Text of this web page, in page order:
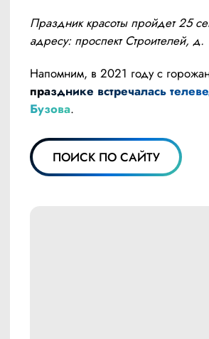
Праздник красоты пройдет 25
адресу: проспект Строителей, д.
празднике встречалась
Бузова.
ПОИСК ПО САЙТУ